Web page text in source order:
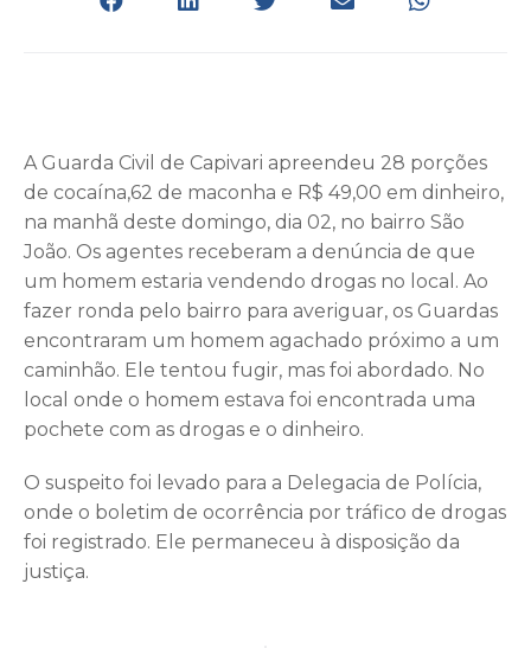
A Guarda Civil de Capivari apreendeu 28 porções
de cocaína,62 de maconha e R$ 49,00 em dinheiro,
na manhã deste domingo, dia 02, no bairro São
João. Os agentes receberam a denúncia de que
um homem estaria vendendo drogas no local. Ao
fazer ronda pelo bairro para averiguar, os Guardas
encontraram um homem agachado próximo a um
caminhão. Ele tentou fugir, mas foi abordado. No
local onde o homem estava foi encontrada uma
pochete com as drogas e o dinheiro.
O suspeito foi levado para a Delegacia de Polícia,
onde o boletim de ocorrência por tráfico de drogas
foi registrado. Ele permaneceu à disposição da
justiça.